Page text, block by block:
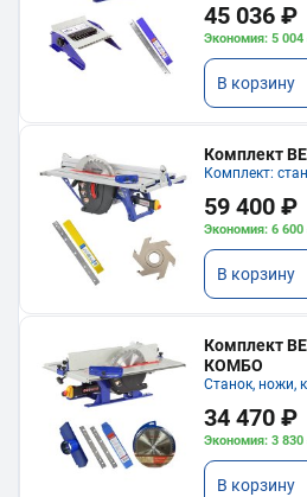
45 036 ₽
Экономия: 5
В корзину
Комплект
Комплект:
59 400 ₽
Экономия: 6
В корзину
Комплект
КОМБО
Станок, ножи,
34 470 ₽
Экономия: 3
В корзину